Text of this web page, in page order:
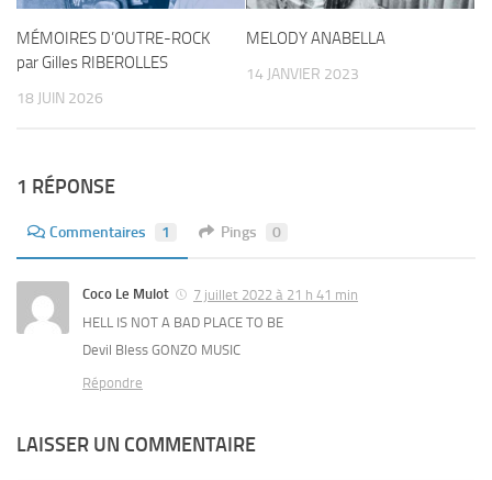
MÉMOIRES D’OUTRE-ROCK
par Gilles RIBEROLLES
18 JUIN 2026
MELODY ANABELLA
14 JANVIER 2023
1 RÉPONSE
Commentaires 1 Pings 0
Coco Le Mulot
7 juillet 2022 à 21 h 41 min
HELL IS NOT A BAD PLACE TO BE
Devil Bless GONZO MUSIC
Répondre
LAISSER UN COMMENTAIRE